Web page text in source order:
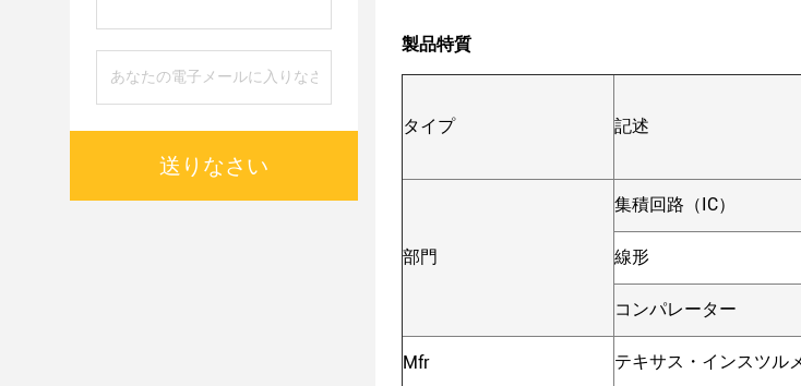
送りなさい
製品特質
タイプ 記述
部門
集積回路（IC）
線形
コンパレーター
Mfr テキサス・インスツル